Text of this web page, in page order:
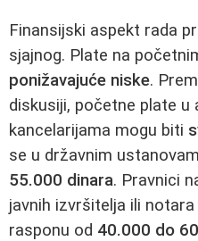
Finansijski aspekt rada
sjajnog. Plate na
ponižavajuće niske.
diskusiji, početne plate u
kancelarijama mogu biti
se u državnim
55.000 dinara. Pravnici
javnih izvršitelja ili
rasponu od 40.000 do